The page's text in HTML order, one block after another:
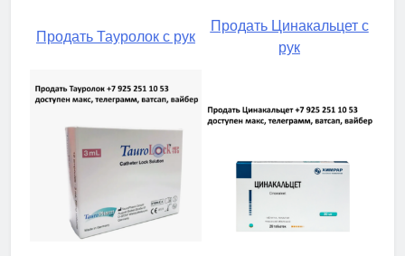
Продать Тауролок с рук
Продать Цинакальцет с
рук